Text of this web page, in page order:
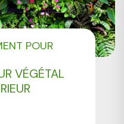
VÉGÉTAL
POUR